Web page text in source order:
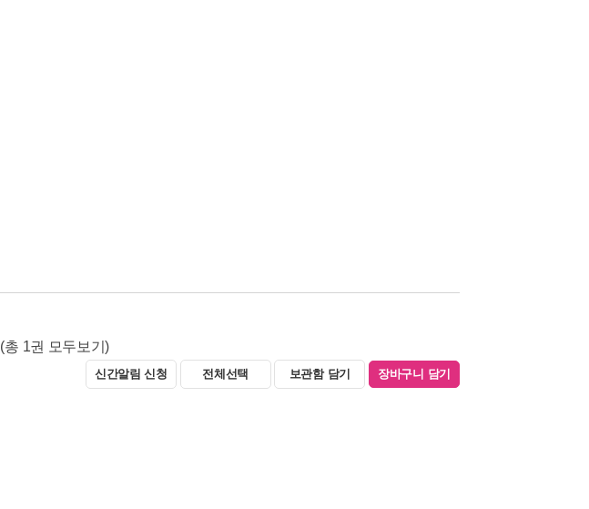
(총 1권 모두보기)
신간알림 신청 전체선택 보관함 담기 장바구니 담기